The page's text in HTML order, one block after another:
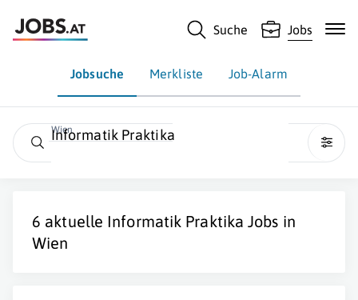
Suche Jobs
Jobsuche Merkliste Job-Alarm
Wien
Informatik Praktika
6 aktuelle Informatik Praktika Jobs in
Wien